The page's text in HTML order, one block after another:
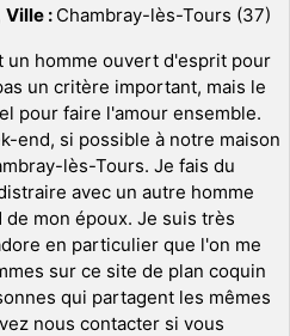
Ville : Chambray-lès-Tours (37)
un homme ouvert d'esprit pour
un critère important, mais le
pour faire l'amour ensemble.
end, si possible à notre maison
lès-Tours. Je fais du
avec un autre homme
mon époux. Je suis très
en particulier que l'on me
sur ce site de plan coquin
qui partagent les mêmes
nous contacter si vous